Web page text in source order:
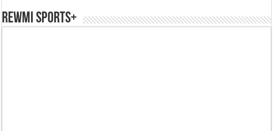
REWMI SPORTS+